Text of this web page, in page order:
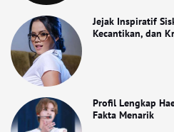
Jejak Inspiratif
Kecantikan, dan
Profil Lengkap
Fakta Menarik